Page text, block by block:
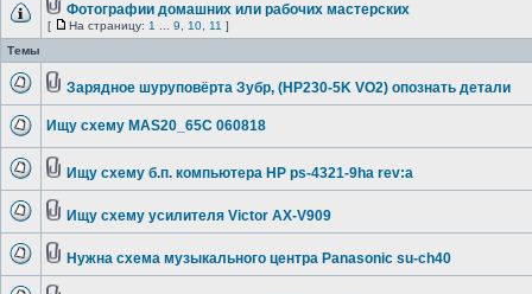
Фотографии домашних или рабочих мастерских
[ На страницу: 1 9 10 11 ]
Темы
Зарядное шуруповёрта Зубр, (HP230-5K VO2) опознать детали
Ищу схему MAS20_65C 060818
Ищу схему б.п. компьютера HP ps-4321-9ha rev:a
Ищу схему усилителя Victor AX-V909
Нужна схема музыкального центра Panasonic su-ch40